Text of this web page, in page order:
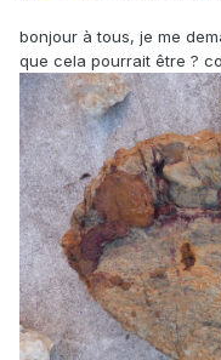
bonjour à tous, je me
que cela pourrait être ?